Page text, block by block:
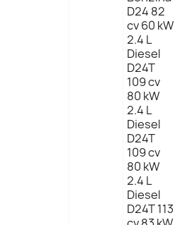
D24 82
cv 60 kW
2.4 L
Diesel
D24T
109 cv
80 kW
2.4 L
Diesel
D24T
109 cv
80 kW
2.4 L
Diesel
D24T 113